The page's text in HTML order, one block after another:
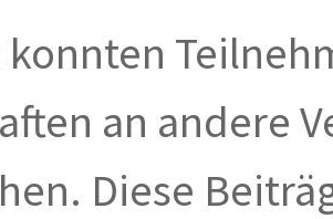
konnten
an andere
Diese